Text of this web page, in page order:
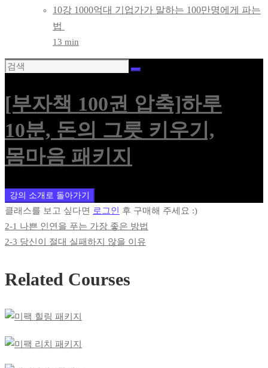
10강 1000억대 기업가가 말하는 100만명에게 파는
법
13 min
[부자책 100권 압축]하루
10분, 돈의 그릇 키우기,
몸마음 패키지
강의 소개로 돌아가기
클래스를 보고 싶다면 로그인 후 구매해 주세요 :)
2-1 나쁜 인연을 푸는 가장 좋은 방법
2-3 당신이 절대 실패하지 않을 이유
Related Courses